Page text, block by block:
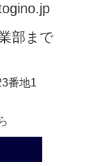
部まで
番地1